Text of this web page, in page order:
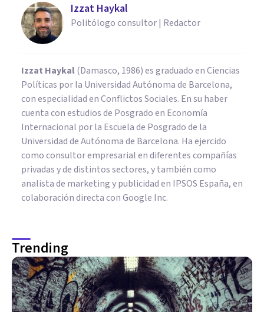
Izzat Haykal
Politólogo consultor | Redactor
Izzat Haykal(Damasco, 1986) es graduado en Ciencias
Políticas por la Universidad Autónoma de Barcelona,
con especialidad en Conflictos Sociales. En su haber
cuenta con estudios de Posgrado en Economía
Internacional por la Escuela de Posgrado de la
Universidad de Autónoma de Barcelona. Ha ejercido
como consultor empresarial en diferentes compañías
privadas y de distintos sectores, y también como
analista de marketing y publicidad en IPSOS España, en
colaboración directa con Google Inc.
Trending